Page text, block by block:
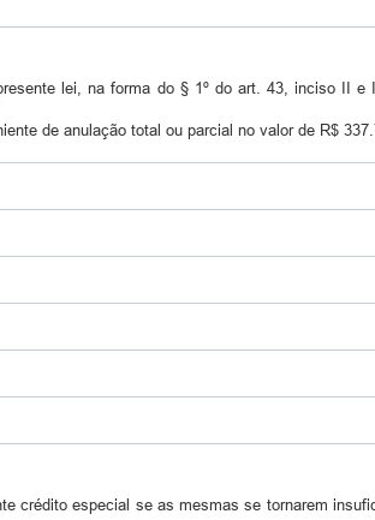
lei, na forma do § 1º do art. 43, inciso II e
de anulação total ou parcial no valor de R$
crédito especial se as mesmas se tornarem